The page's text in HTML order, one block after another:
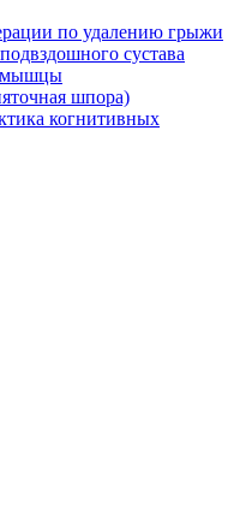
по удалению грыжи
сустава
мышцы
шпора)
когнитивных